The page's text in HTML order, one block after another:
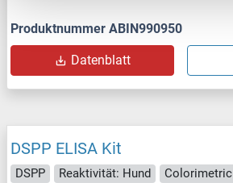
Produktnummer ABIN990950
Datenblatt
DSPP ELISA Kit
DSPP Reaktivität: Hund Colorimetric